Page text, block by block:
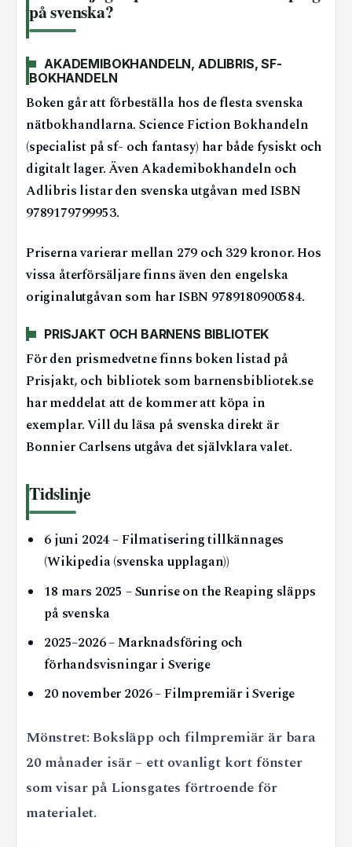
på svenska?
AKADEMIBOKHANDELN, ADLIBRIS, SF-
BOKHANDELN
Boken går att förbeställa hos de flesta svenska
nätbokhandlarna. Science Fiction Bokhandeln
(specialist på sf- och fantasy) har både fysiskt och
digitalt lager. Även Akademibokhandeln och
Adlibris listar den svenska utgåvan med ISBN
9789179799953.
Priserna varierar mellan 279 och 329 kronor. Hos
vissa återförsäljare finns även den engelska
originalutgåvan som har ISBN 9789180900584.
PRISJAKT OCH BARNENS BIBLIOTEK
För den prismedvetne finns boken listad på
Prisjakt, och bibliotek som barnensbibliotek.se
har meddelat att de kommer att köpa in
exemplar. Vill du läsa på svenska direkt är
Bonnier Carlsens utgåva det självklara valet.
Tidslinje
6 juni 2024– Filmatisering tillkännages
(Wikipedia (svenska upplagan))
18 mars 2025 – Sunrise on the Reaping släpps
på svenska
2025–2026– Marknadsföring och
förhandsvisningar i Sverige
20 november 2026– Filmpremiär i Sverige
Mönstret: Boksläpp och filmpremiär är bara
20 månader isär – ett ovanligt kort fönster
som visar på Lionsgates förtroende för
materialet.